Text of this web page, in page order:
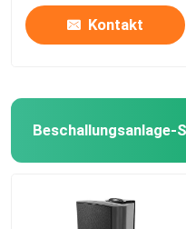
Verdrahtetes
allgemeine
Proaudioverstärker
Kontakt
Beschallungsanlage-